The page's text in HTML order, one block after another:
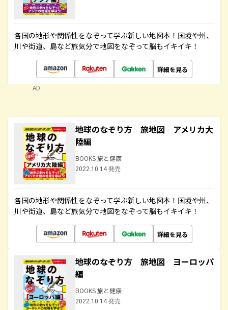
各国の地形や関係性をなぞって学ぶ新しい地図本！国境や州、
川や街道、島など旅気分で地図をなぞって脳もイキイキ！
詳細を見る
AD
地球のなぞり方 旅地図 アメリカ大
陸編
BOOKS 旅と健康
2022.10.14 発売
各国の地形や関係性をなぞって学ぶ新しい地図本！国境や州、
川や街道、島など旅気分で地図をなぞって脳もイキイキ！
詳細を見る
地球のなぞり方 旅地図 ヨーロッパ
編
BOOKS 旅と健康
2022.10.14 発売